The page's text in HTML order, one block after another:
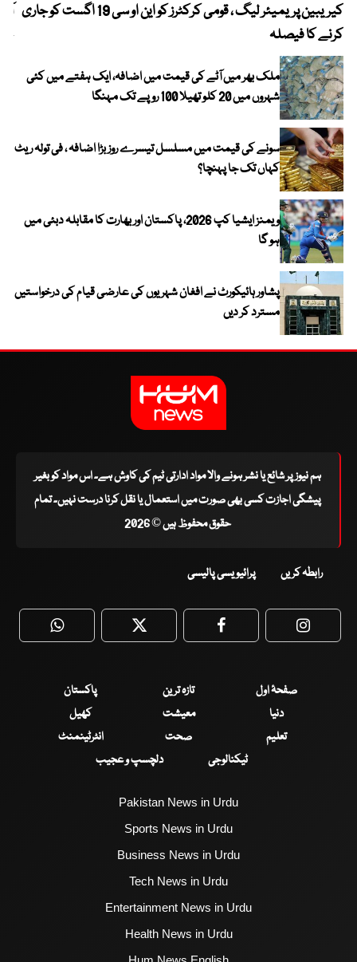
کیریبین پریمیئر لیگ ، قومی کرکٹرز کو این او سی 19 اگست کو جاری
کرنے کا فیصلہ
ملک بھر میں آٹے کی قیمت میں اضافہ، ایک ہفتے میں کئی
شہروں میں 20 کلو تھیلا 100 روپے تک مہنگا
سونے کی قیمت میں مسلسل تیسرے روز بڑا اضافہ ، فی تولہ ریٹ
کہاں تک جا پہنچا؟
ویمنز ایشیا کپ 2026، پاکستان اور بھارت کا مقابلہ دبئی میں
ہو گا
پشاور ہائیکورٹ نے افغان شہریوں کی عارضی قیام کی درخواستیں
مسترد کر دیں
ہم نیوز پر شائع یا نشر ہونے والا مواد ادارتی ٹیم کی کاوش ہے۔ اس مواد کو بغیر
پیشگی اجازت کسی بھی صورت میں استعمال یا نقل کرنا درست نہیں۔ تمام
حقوق محفوظ ہیں © 2026
رابطہ کریں پرائیویسی پالیسی
WhatsApp Twitter Facebook
صفحۂ اول تازہ ترین
پاکستان
دنیا
معیشت
کھیل
تعلیم
صحت
انٹرٹینمنٹ
ٹیکنالوجی
دلچسپ و عجیب
Pakistan News in Urdu
Sports News in Urdu
Business News in Urdu
Tech News in Urdu
Entertainment News in Urdu
Health News in Urdu